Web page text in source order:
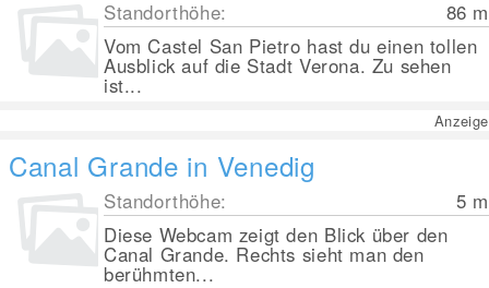
Standorthöhe: 86 m
Vom Castel San Pietro hast du einen tollen
Ausblick auf die Stadt Verona. Zu sehen
ist...
Anzeige
Canal Grande in Venedig
Standorthöhe: 5 m
Diese Webcam zeigt den Blick über den
Canal Grande. Rechts sieht man den
berühmten...